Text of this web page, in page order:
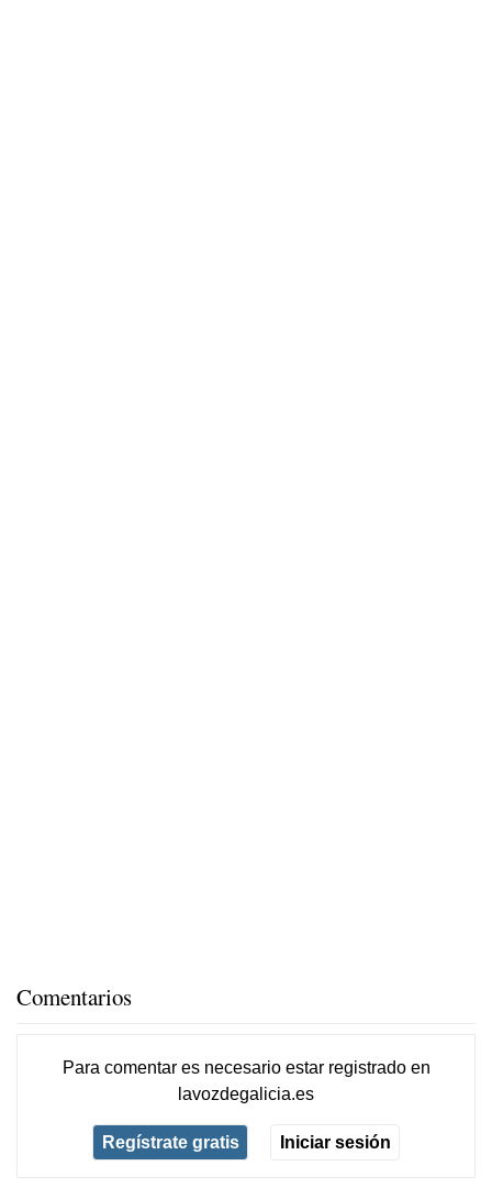
Comentarios
Para comentar es necesario estar registradoen
lavozdegalicia.es
Regístrate gratis Iniciar sesión